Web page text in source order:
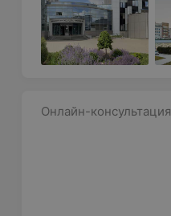
Онлайн-консультация